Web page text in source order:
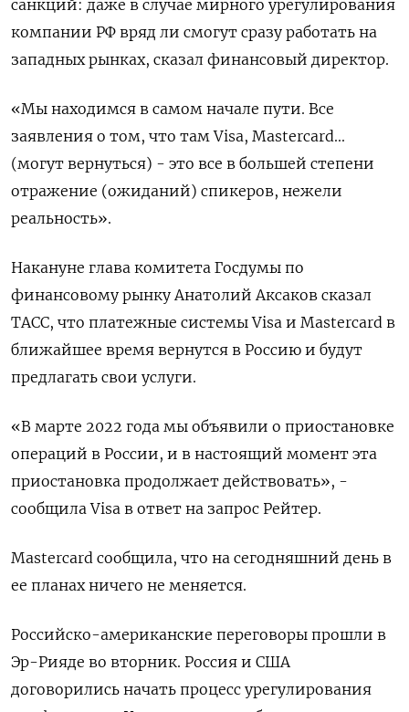
санкций: даже в случае мирного урегулирования
компании РФ вряд ли смогут сразу работать на
западных рынках, сказал финансовый директор.
«Мы находимся в самом начале пути. Все
заявления о том, что там Visa, Mastercard...
(могут вернуться) - это все в большей степени
отражение (ожиданий) спикеров, нежели
реальность».
Накануне глава комитета Госдумы по
финансовому рынку Анатолий Аксаков сказал
ТАСС, что платежные системы Visa и Mastercard в
ближайшее время вернутся в Россию и будут
предлагать свои услуги.
«В марте 2022 года мы объявили о приостановке
операций в России, и в настоящий момент эта
приостановка продолжает действовать», -
сообщила Visa в ответ на запрос Рейтер.
Mastercard сообщила, что на сегодняшний день в
ее планах ничего не меняется.
Российско-американские переговоры прошли в
Эр-Рияде во вторник. Россия и США
договорились начать процесс урегулирования